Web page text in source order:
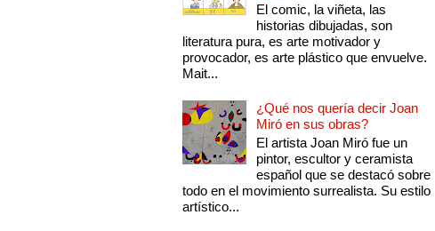
El comic, la viñeta, las
historias dibujadas, son
literatura pura, es arte motivador y
provocador, es arte plástico que envuelve.
Mait...
¿Qué nos quería decir Joan
Miró en sus obras?
El artista Joan Miró fue un
pintor, escultor y ceramista
español que se destacó sobre
todo en el movimiento surrealista. Su estilo
artístico...